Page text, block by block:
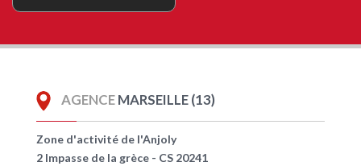
AGENCEMARSEILLE (13)
Zone d'activité de l'Anjoly
2 Impasse de la grèce - CS 20241